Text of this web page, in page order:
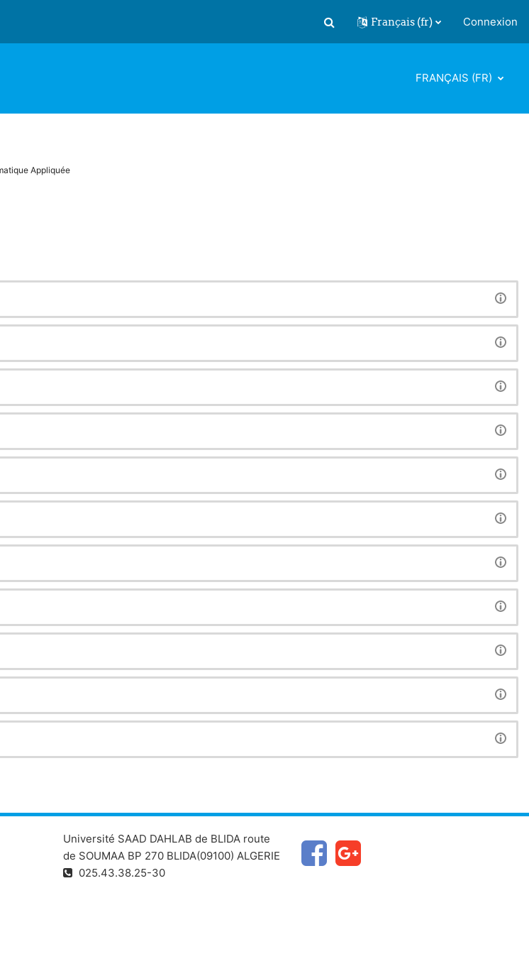
Activer/désactiver la saisie de
Français ‎(fr)‎ Connexion
FRANÇAIS ‎(FR)‎
Appliquée
COURS
Université SAAD DAHLAB de BLIDA route
de SOUMAA BP 270 BLIDA(09100) ALGERIE
025.43.38.25-30